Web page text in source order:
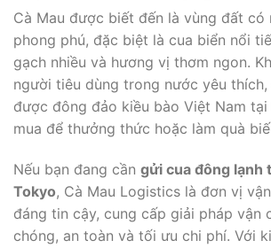
Cà Mau được biết đến là vùng đất có
phong phú, đặc biệt là cua biển nổi
gạch nhiều và hương vị thơm ngon.
người tiêu dùng trong nước yêu thích,
được đông đảo kiều bào Việt Nam tại
mua để thưởng thức hoặc làm quà
Nếu bạn đang cần gửi cua đông lạnh
Tokyo, Cà Mau Logistics là đơn vị
đáng tin cậy, cung cấp giải pháp vận
chóng, an toàn và tối ưu chi phí. Với